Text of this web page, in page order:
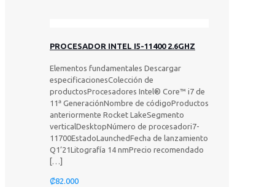
PROCESADOR INTEL I5-11400 2.6GHZ
Elementos fundamentales Descargar
especificacionesColección de
productosProcesadores Intel® Core™ i7 de
11ᵃ GeneraciónNombre de códigoProductos
anteriormente Rocket LakeSegmento
verticalDesktopNúmero de procesadori7-
11700EstadoLaunchedFecha de lanzamiento
Q1’21Litografía 14 nmPrecio recomendado
[…]
₡82.000